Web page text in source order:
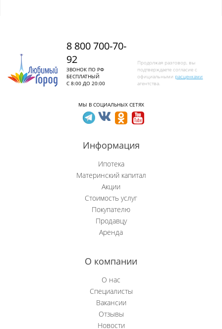
Митино
Мундыбаш
8 800 700-70-
92
ЗВОНОК ПО РФ
БЕСПЛАТНЫЙ
С 8:00 ДО 20:00
Продолжая разговор, вы
подтверждаете согласие с
официальнымирасценками
агентства.
МЫ В СОЦИАЛЬНЫХ СЕТЯХ
Информация
Ипотека
Материнский капитал
Акции
Стоимость услуг
Покупателю
Продавцу
Аренда
О компании
О нас
Специалисты
Вакансии
Отзывы
Новости